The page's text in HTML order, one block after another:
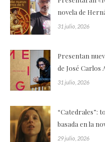
novela de
31 julio, 2026
Presentan
de José Carlos
31 julio, 2026
“Catedrales”:
basada en la
29 julio, 2026